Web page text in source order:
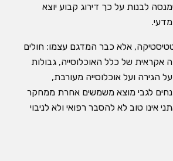
לבנות על כך דירוג קבוע יוצא
אלא כבר המדגם עצמו: חולים
אקראית של כלל האוכלוסייה, גבולות
הגירה ועל אוכלוסייה מעורבת,
לגבי מוצא משמשים אחרת ממחקר
אינו טוב לא להסבר רפואי ולא לניבוי